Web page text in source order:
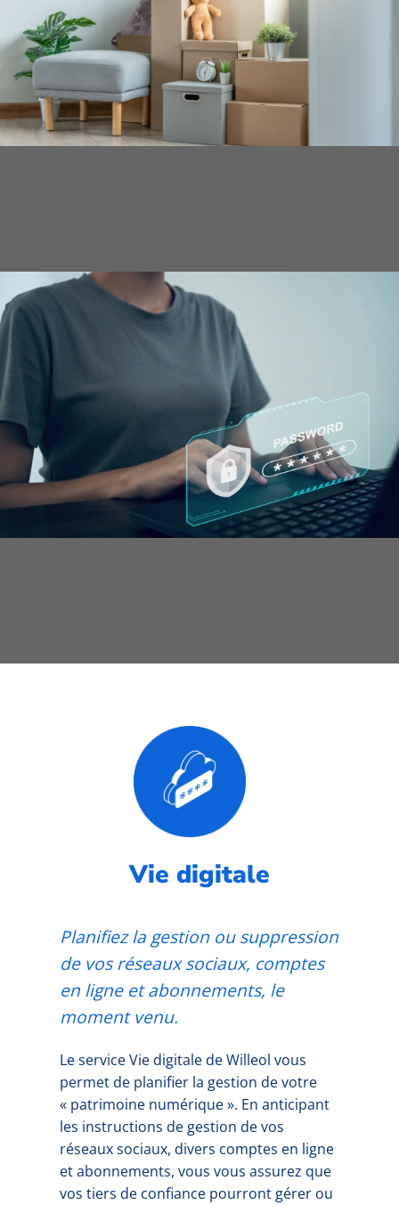
Vie digitale
Planifiez la gestion ou suppression
de vos réseaux sociaux, comptes
en ligne et abonnements, le
moment venu.
Le service Vie digitale de Willeol vous
permet de planifier la gestion de votre
« patrimoine numérique ». En anticipant
les instructions de gestion de vos
réseaux sociaux, divers comptes en ligne
et abonnements, vous vous assurez que
vos tiers de confiance pourront gérer ou